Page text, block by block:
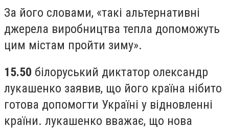
За його словами, «такі альтернативні
джерела виробництва тепла допоможуть
цим містам пройти зиму».
15.50 білоруський диктатор олександр
лукашенко заявив, що його країна нібито
готова допомогти Україні у відновленні
країни. лукашенко вважає, що нова